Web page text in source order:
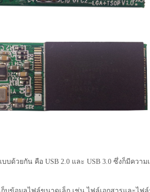
บด้วยกัน คือ USB 2.0 และ USB 3.0 ซึ่งก็มีควา